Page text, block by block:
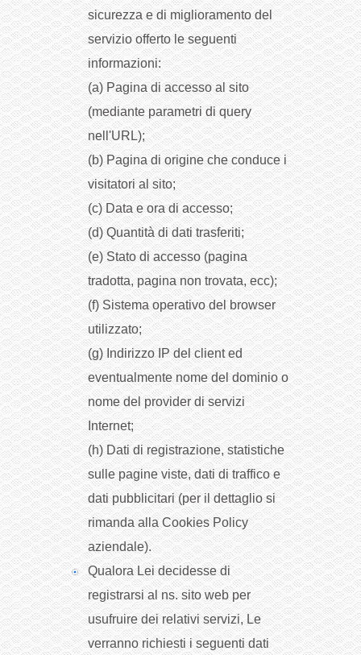
sicurezza e di miglioramento del
servizio offerto le seguenti
informazioni:
(a) Pagina di accesso al sito
(mediante parametri di query
nell'URL);
(b) Pagina di origine che conduce i
visitatori al sito;
(c) Data e ora di accesso;
(d) Quantità di dati trasferiti;
(e) Stato di accesso (pagina
tradotta, pagina non trovata, ecc);
(f) Sistema operativo del browser
utilizzato;
(g) Indirizzo IP del client ed
eventualmente nome del dominio o
nome del provider di servizi
Internet;
(h) Dati di registrazione, statistiche
sulle pagine viste, dati di traffico e
dati pubblicitari (per il dettaglio si
rimanda alla Cookies Policy
aziendale).
Qualora Lei decidesse di
registrarsi al ns. sito web per
usufruire dei relativi servizi, Le
verranno richiesti i seguenti dati